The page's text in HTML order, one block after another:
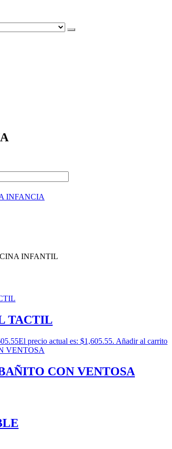
INFANCIA
INFANTIL
TACTIL
El precio actual es: $1,605.55. Añadir al carrito
CON VENTOSA